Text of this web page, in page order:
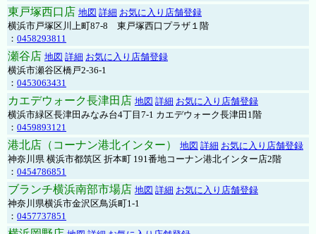
東戸塚西口店 地図 詳細 お気に入り店舗登録
横浜市戸塚区川上町87-8 東戸塚西口プラザ１階
： 0458293811
瀬谷店 地図 詳細 お気に入り店舗登録
横浜市瀬谷区橋戸2-36-1
： 0453063431
カエデウォーク長津田店 地図 詳細 お気に入り店舗登録
横浜市緑区長津田みなみ台4丁目7-1 カエデウォーク長津田1階
： 0459893121
港北店（コーナン港北インター） 地図 詳細 お気に入り店舗登録
神奈川県 横浜市都筑区 折本町 191番地コーナン港北インター店2階
： 0454786851
ブランチ横浜南部市場店 地図 詳細 お気に入り店舗登録
神奈川県横浜市金沢区鳥浜町1-1
： 0457737851